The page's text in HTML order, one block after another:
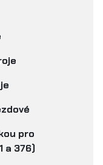
pro
a 376)